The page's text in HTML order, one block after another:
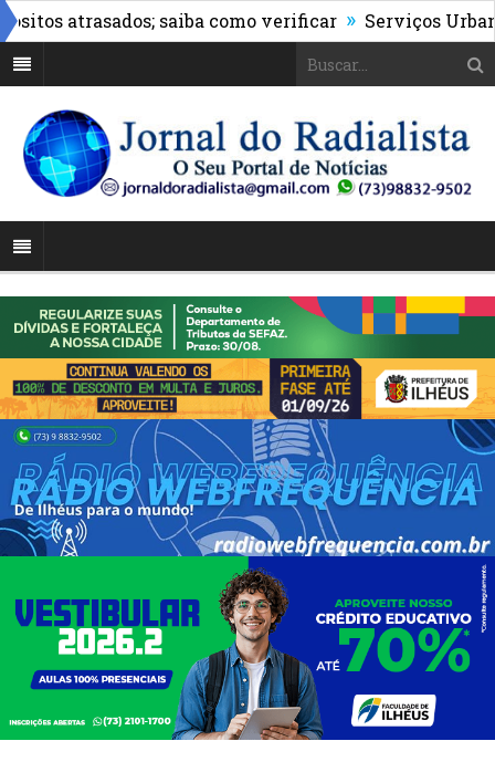
atrasados; saiba como verificar » Serviços Urbanos